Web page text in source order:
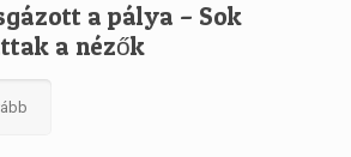
a pálya – Sok
a nézők